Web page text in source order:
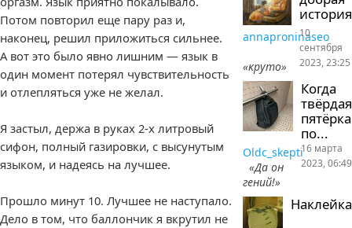
Потом повторил еще пару раз и,
наконец, решил приложиться сильнее.
А вот это было явно лишним — язык в
один момент потерял чувствительность
и отлепляться уже не желал.
Я застыл, держа в руках 2-х литровый
сифон, полный газировки, с высунутым
языком, и надеясь на лучшее.
Прошло минут 10. Лучшее не наступало.
Дело в том, что баллончик я вкрутил не
история
annaproninaseo
«круто»
10
сентября
2023, 23:25
Когда
твёрдая
пятёрка
по...
Oldc_skepti
«Да он
гений!»
16 марта
2023, 06:49
Наклейка